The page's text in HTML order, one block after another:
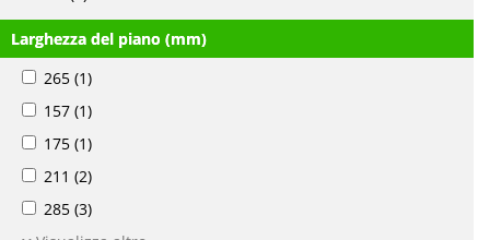
Larghezza del piano (mm)
265 (1)
157 (1)
175 (1)
211 (2)
285 (3)